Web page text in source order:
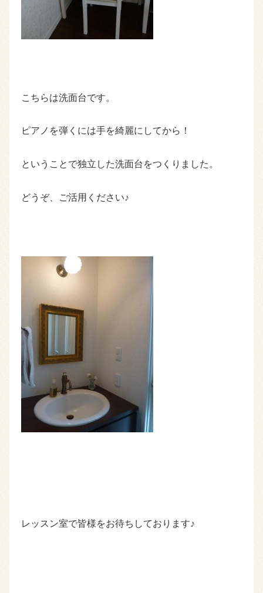
こちらは洗面台です。
ピアノを弾くには手を綺麗にしてから！
ということで独立した洗面台をつくりました。
どうぞ、ご活用ください♪
レッスン室で皆様をお待ちしております♪